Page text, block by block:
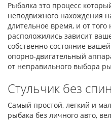
Рыбалка это процесс
неподвижного нахождения
длительное время, и от того
расположились зависит
собственно состояние
опорно-двигательный
от неправильного выбора
Стульчик без
Самый простой, легкий и
рыбака без личного авто,